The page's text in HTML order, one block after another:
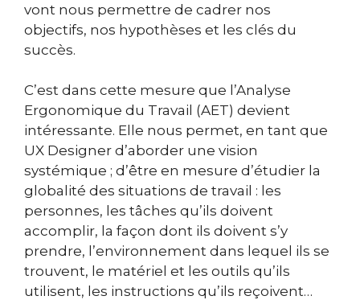
vont nous permettre de cadrer nos
objectifs, nos hypothèses et les clés du
succès.
C’est dans cette mesure que l’Analyse
Ergonomique du Travail (AET) devient
intéressante. Elle nous permet, en tant que
UX Designer d’aborder une vision
systémique ; d’être en mesure d’étudier la
globalité des situations de travail : les
personnes, les tâches qu’ils doivent
accomplir, la façon dont ils doivent s’y
prendre, l’environnement dans lequel ils se
trouvent, le matériel et les outils qu’ils
utilisent, les instructions qu’ils reçoivent…